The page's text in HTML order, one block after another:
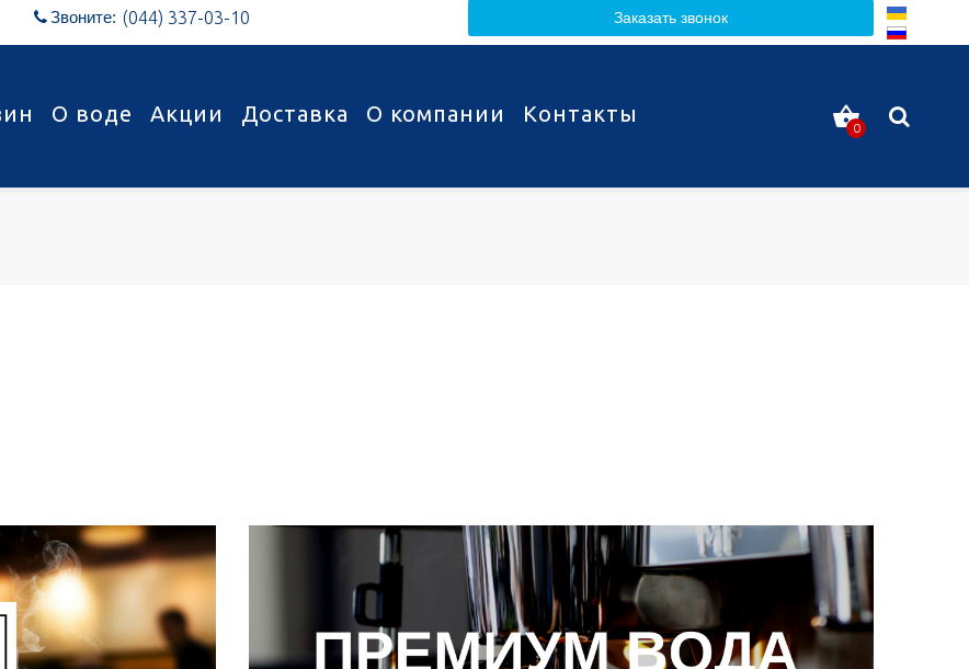
 Звоните: (044) 337-03-10 Заказать звонок
О воде Акции Доставка О компании Контакты
0